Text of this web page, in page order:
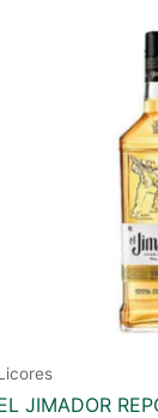
JIMADOR